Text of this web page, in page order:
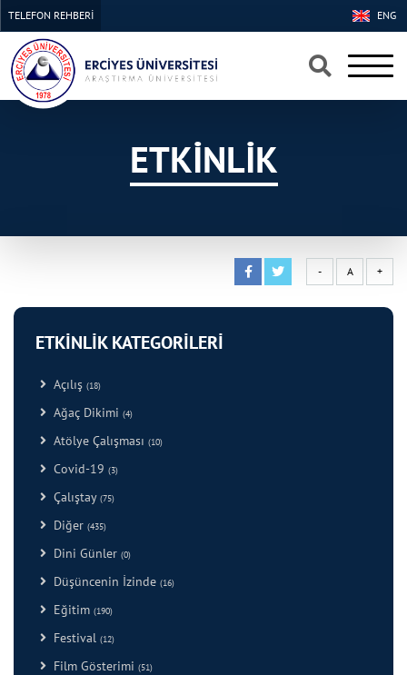
×
×
ENG
TELEFON REHBERİ
ETKİNLİK
- A +
ETKİNLİK KATEGORİLERİ
Açılış (18)
Ağaç Dikimi (4)
Atölye Çalışması (10)
Covid-19 (3)
Çalıştay (75)
Diğer (435)
Dini Günler (0)
Düşüncenin İzinde (16)
Eğitim (190)
Festival (12)
Film Gösterimi (51)